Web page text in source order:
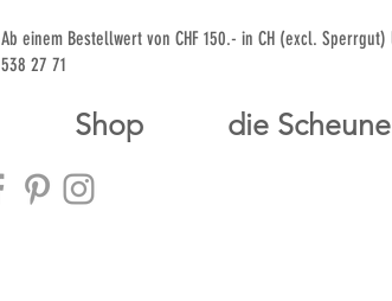
Ab einem Bestellwert von CHF 150.- in CH (excl.
538 27 71
Shop die Scheune